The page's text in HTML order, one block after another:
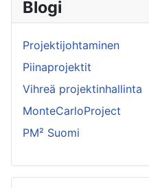
Blogi
Projektijohtaminen
Piinaprojektit
Vihreä projektinhallinta
MonteCarloProject
PM² Suomi